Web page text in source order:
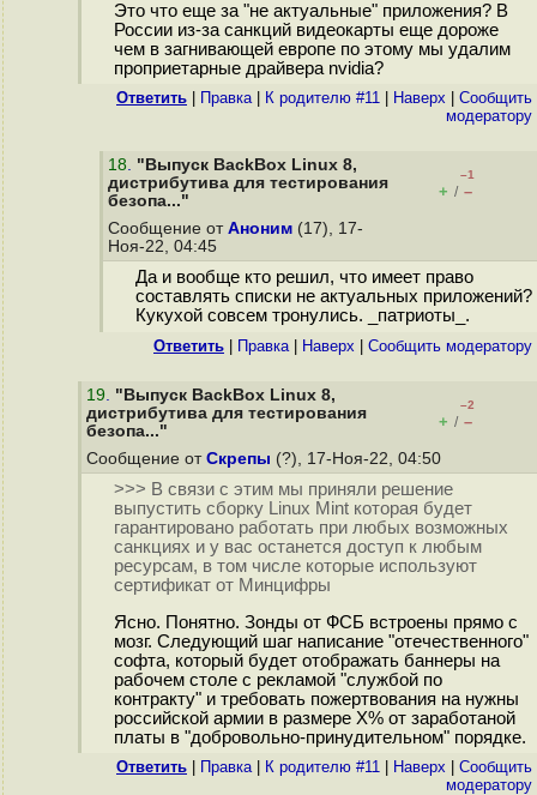
Это что еще за "не актуальные" приложения? В
России из-за санкций видеокарты еще дороже
чем в загнивающей европе по этому мы удалим
проприетарные драйвера nvidia?
Ответить Правка| К родителю #11 Наверх
Cообщить
модератору
18. "Выпуск BackBox Linux 8,
дистрибутива для тестирования
безопа..."
–1
+ / –
Сообщение от Аноним (17), 17-
Ноя-22, 04:45
Да и вообще кто решил, что имеет право
составлять списки не актуальных приложений?
Кукухой совсем тронулись. _патриоты_.
Ответить Правка| Наверх Cообщить модератору
19. "Выпуск BackBox Linux 8,
дистрибутива для тестирования
безопа..."
–2
+ / –
Сообщение от Скрепы (?), 17-Ноя-22, 04:50
>>> В связи с этим мы приняли решение
выпустить сборку Linux Mint которая будет
гарантировано работать при любых возможных
санкциях и у вас останется доступ к любым
ресурсам, в том числе которые используют
сертификат от Минцифры
Ясно. Понятно. Зонды от ФСБ встроены прямо с
мозг. Следующий шаг написание "отечественного"
софта, который будет отображать баннеры на
рабочем столе с рекламой "службой по
контракту" и требовать пожертвования на нужны
российской армии в размере X% от заработаной
платы в "добровольно-принудительном" порядке.
Ответить Правка| К родителю #11 Наверх
Cообщить
модератору